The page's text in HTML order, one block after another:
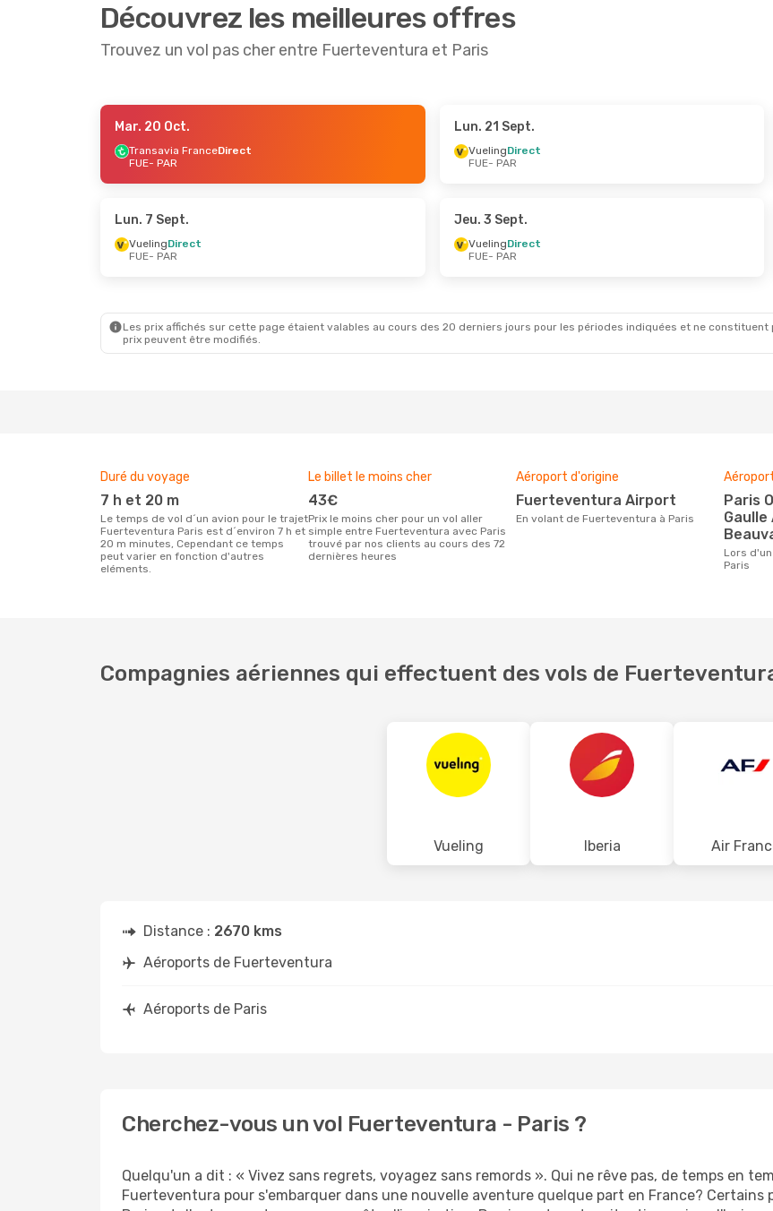
Découvrez les meilleures offres
Trouvez un vol pas cher entre Fuerteventura et Paris
- Jeu. 17 Sept. - Lun. 28 Sept. -
- Mar. 25 Août - Sam. 24 Oct.
Mar. 20 Oct.
Transavia FranceDirect
FUE- PAR
Lun. 21 Sept.
VuelingDirect
FUE- PAR
Lun. 7 Sept.
VuelingDirect
FUE- PAR
Jeu. 3 Sept.
VuelingDirect
FUE- PAR
Les prix affichés sur cette page étaient valables au cours des 20 derniers jours pour les périodes indiquées et ne
prix peuvent être modifiés.
Duré du voyage
7 h et 20 m
Le temps de vol d´un avion pour le trajet
Fuerteventura Paris est d´environ 7 h et
20 m minutes, Cependant ce temps
peut varier en fonction d'autres
eléments.
Le billet le moins cher
43€
Prix le moins cher pour un vol aller
simple entre Fuerteventura avec Paris
trouvé par nos clients au cours des 72
dernières heures
Aéroport d'origine
Fuerteventura Airport
En volant de Fuerteventura à Paris
Paris Orly Airport, Charles De
Lors d'un voyage de Fuerteventura à
Paris
Compagnies aériennes qui effectuent des vols de
Vueling Iberia Air
Distance : 2670 kms
Aéroports de Fuerteventura
Aéroports de Paris
Cherchez-vous un vol Fuerteventura - Paris ?
Quelqu'un a dit : « Vivez sans regrets, voyagez sans remords ». Qui ne rêve pas, de temps en
Fuerteventura pour s'embarquer dans une nouvelle aventure quelque part en France?